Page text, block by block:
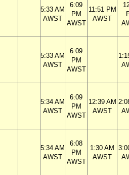
5:33 AM
AWST
6:09
PM
AWST
11:51 PM
AWST
5:33 AM
AWST
6:09
PM
AWST
5:34 AM
AWST
6:09
PM
AWST
12:39 AM
AWST
5:34 AM
AWST
6:08
PM
AWST
1:30 AM
AWST